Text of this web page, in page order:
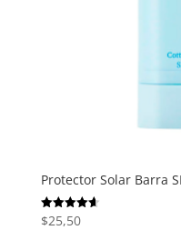
Protector Solar Barra
Valorado
con
$25,50